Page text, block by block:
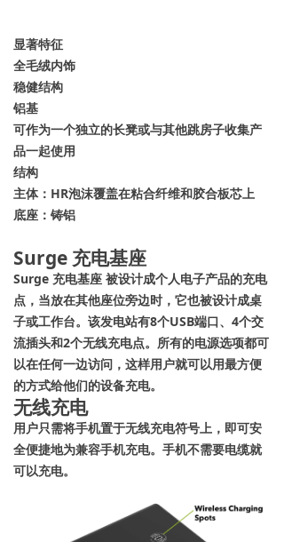
显著特征
全毛绒内饰
稳健结构
铝基
可作为一个独立的长凳或与其他跳房子收集产
品一起使用
结构
主体：HR泡沫覆盖在粘合纤维和胶合板芯上
底座：铸铝
Surge 充电基座
Surge 充电基座 被设计成个人电子产品的充电
点，当放在其他座位旁边时，它也被设计成桌
子或工作台。该发电站有8个USB端口、4个交
流插头和2个无线充电点。所有的电源选项都可
以在任何一边访问，这样用户就可以用最方便
的方式给他们的设备充电。
无线充电
用户只需将手机置于无线充电符号上，即可安
全便捷地为兼容手机充电。手机不需要电缆就
可以充电。